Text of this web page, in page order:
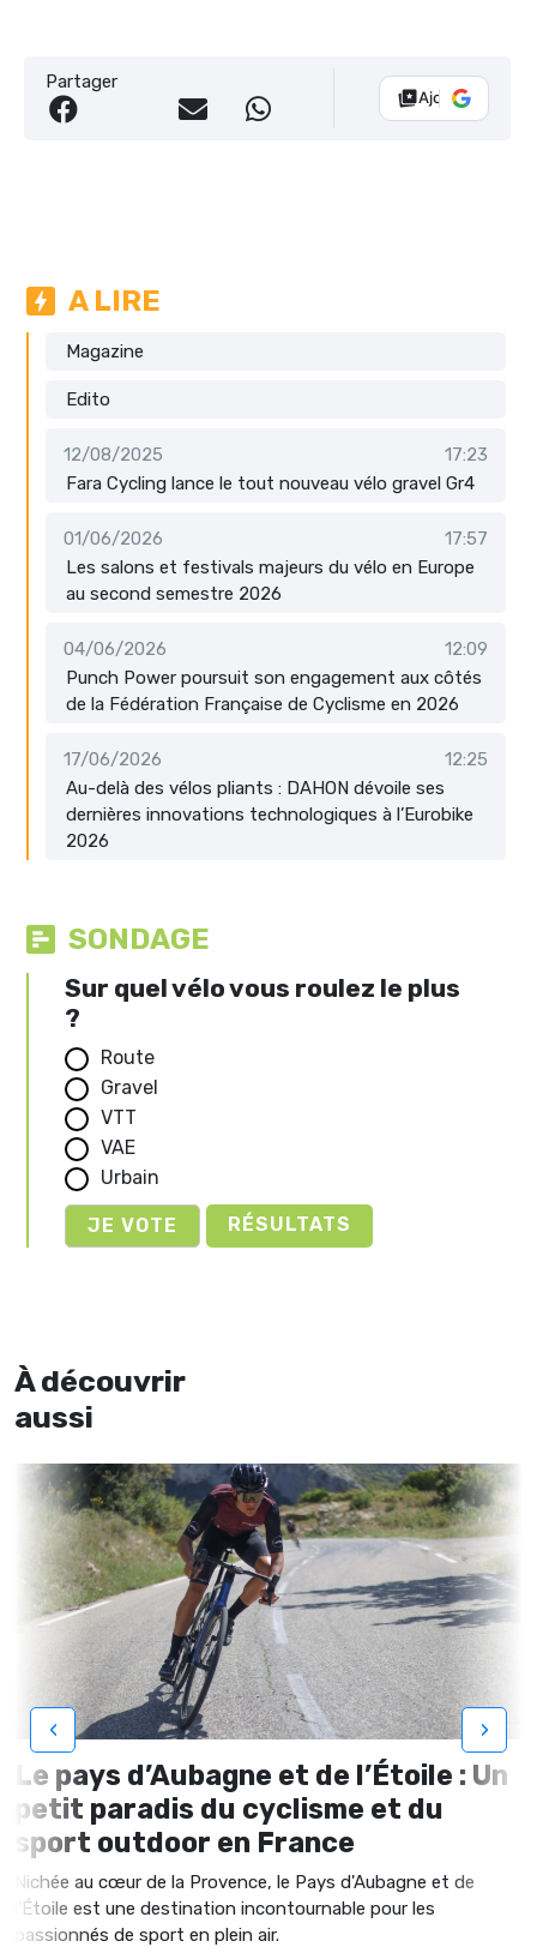
Partager
Ajouter Vélo
A LIRE
Magazine
Edito
12/08/2025
17:23
Fara Cycling lance le tout nouveau vélo gravel Gr4
01/06/2026
17:57
Les salons et festivals majeurs du vélo en Europe
au second semestre 2026
04/06/2026
12:09
Punch Power poursuit son engagement aux côtés
de la Fédération Française de Cyclisme en 2026
17/06/2026
12:25
Au-delà des vélos pliants : DAHON dévoile ses
dernières innovations technologiques à l’Eurobike
2026
SONDAGE
Sur quel vélo vous roulez le plus
?
Route
Gravel
VTT
VAE
Urbain
RÉSULTATS
À découvrir
aussi
Le pays d’Aubagne et de l’Étoile : Un
petit paradis du cyclisme et du
sport outdoor en France
Nichée au cœur de la Provence, le Pays d'Aubagne et de
l'Étoile est une destination incontournable pour les
passionnés de sport en plein air.
‹ ›